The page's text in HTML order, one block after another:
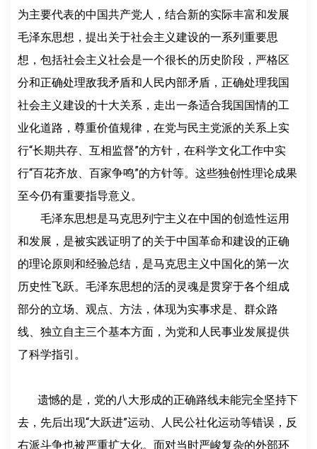
为主要代表的中国共产党人，结合新的实际丰富和发展
毛泽东思想，提出关于社会主义建设的一系列重要思
想，包括社会主义社会是一个很长的历史阶段，严格区
分和正确处理敌我矛盾和人民内部矛盾，正确处理我国
社会主义建设的十大关系，走出一条适合我国国情的工
业化道路，尊重价值规律，在党与民主党派的关系上实
行“长期共存、互相监督”的方针，在科学文化工作中实
行“百花齐放、百家争鸣”的方针等。这些独创性理论成果
至今仍有重要指导意义。
毛泽东思想是马克思列宁主义在中国的创造性运用
和发展，是被实践证明了的关于中国革命和建设的正确
的理论原则和经验总结，是马克思主义中国化的第一次
历史性飞跃。毛泽东思想的活的灵魂是贯穿于各个组成
部分的立场、观点、方法，体现为实事求是、群众路
线、独立自主三个基本方面，为党和人民事业发展提供
了科学指引。
遗憾的是，党的八大形成的正确路线未能完全坚持下
去，先后出现“大跃进”运动、人民公社化运动等错误，反
右派斗争也被严重扩大化。面对当时严峻复杂的外部环